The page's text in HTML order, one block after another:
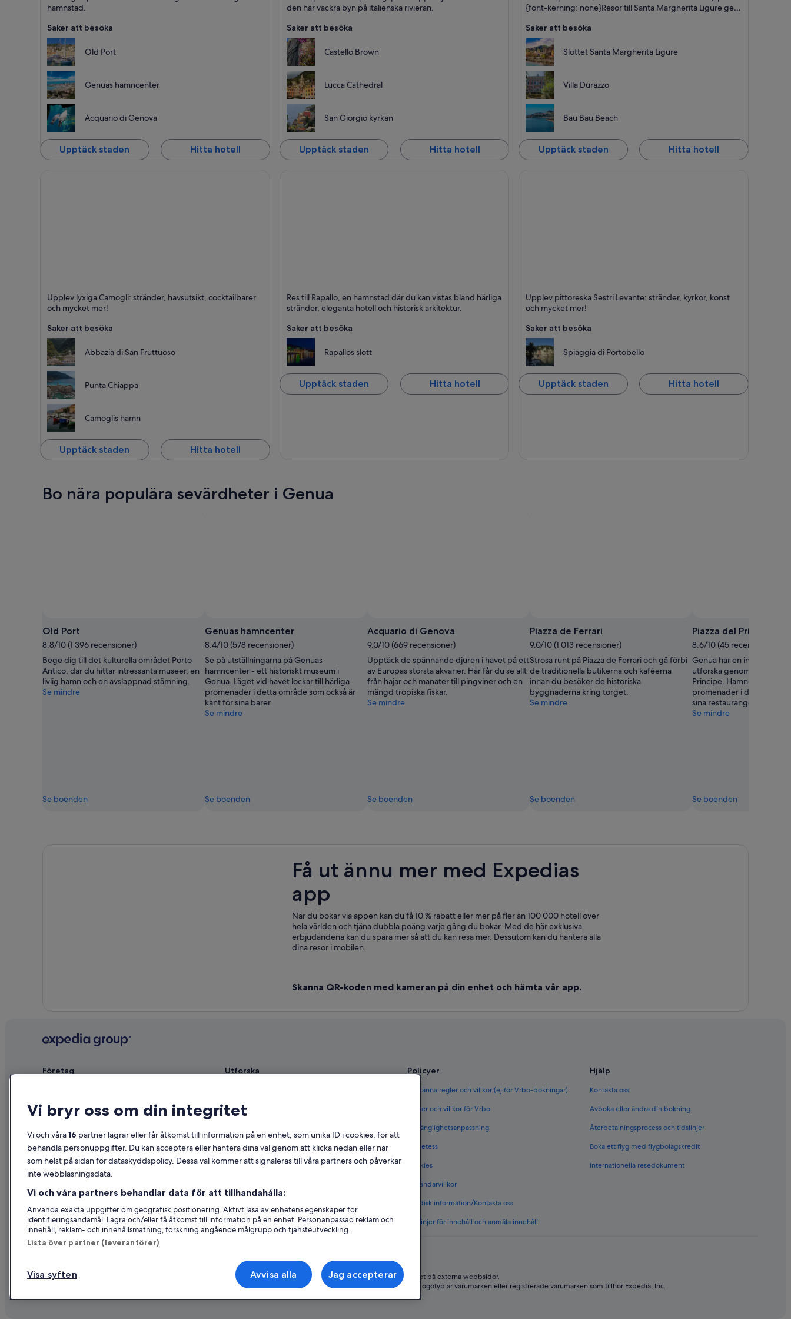
hamnstad.
Saker att besöka
Old Port
Genuas hamncenter
Acquario di Genova
Upptäck staden Hitta hotell
den här vackra byn på italienska rivieran.
Saker att besöka
Castello Brown
Lucca Cathedral
San Giorgio kyrkan
Upptäck staden Hitta hotell
{font-kerning: none}Resor till Santa Margherita Ligure ger
Monte di Portofino och den vackra bukten.
Saker att besöka
Slottet Santa Margherita Ligure
Villa Durazzo
Bau Bau Beach
Upptäck staden Hitta hotell
Stränder, Hav och Lyx
Upplev lyxiga Camogli: stränder, havsutsikt, cocktailbarer
och mycket mer!
Saker att besöka
Abbazia di San Fruttuoso
Punta Chiappa
Camoglis hamn
Upptäck staden Hitta hotell
Hav, Färjor och båtar och Båtar
Res till Rapallo, en hamnstad där du kan vistas bland härliga
stränder, eleganta hotell och historisk arkitektur.
Saker att besöka
Rapallos slott
Upptäck staden Hitta hotell
Stränder, Slott och Kullar
Upplev pittoreska Sestri Levante: stränder, kyrkor, konst
och mycket mer!
Saker att besöka
Spiaggia di Portobello
Upptäck staden Hitta hotell
Bo nära populära sevärdheter i Genua
Old Port
8.8/10 (1 396 recensioner)
Bege dig till det kulturella området Porto
Antico, där du hittar intressanta museer, en
livlig hamn och en avslappnad stämning.
Se mindre
Se boenden
Genuas hamncenter
8.4/10 (578 recensioner)
Se på utställningarna på Genuas
hamncenter - ett historiskt museum i
Genua. Läget vid havet lockar till härliga
promenader i detta område som också är
känt för sina barer.
Se mindre
Se boenden
Acquario di Genova
9.0/10 (669 recensioner)
Upptäck de spännande djuren i havet på ett
av Europas största akvarier. Här får du se allt
från hajar och manater till pingviner och en
mängd tropiska fiskar.
Se mindre
Se boenden
Piazza de Ferrari
9.0/10 (1 013 recensioner)
Strosa runt på Piazza de Ferrari och gå förbi
de traditionella butikerna och kaféerna
innan du besöker de historiska
byggnaderna kring torget.
Se mindre
Se boenden
Piazza del Principe
8.6/10 (45 recensioner)
Genua har en intressant
utforska genom att besöka
Principe. Hamnen lockar
promenader i detta
sina restauranger.
Se mindre
Se boenden
Få ut ännu mer med Expedias
app
När du bokar via appen kan du få 10 % rabatt eller mer på fler än 100 000 hotell över
hela världen och tjäna dubbla poäng varje gång du bokar. Med de här exklusiva
erbjudandena kan du spara mer så att du kan resa mer. Dessutom kan du hantera alla
dina resor i mobilen.
Skanna QR-koden med kameran på din enhet och hämta vår app.
Företag
Jobb
Samarbete
Reklam
Utforska
Hotell i Sverige
Semesterpaket i Sverige
Inrikesflyg
Policyer
Allmänna regler och villkor (ej för Vrbo-bokningar)
Regler och villkor för Vrbo
Tillgänglighetsanpassning
Sekretess
Cookies
Användarvillkor
Juridisk information/Kontakta oss
Riktlinjer för innehåll och anmäla innehåll
Hjälp
Kontakta oss
Avboka eller ändra din bokning
Återbetalningsprocess och tidslinjer
Boka ett flyg med flygbolagskredit
Internationella resedokument
Expedia, Inc ansvarar inte för innehållet på externa webbsidor.
© 2026 Expedia, Inc., ett företag i Expedia Group. Med ensamrätt. Expedia och Expedias logotyp är varumärken eller registrerade varumärken som tillhör Expedia, Inc.
Vi bryr oss om din integritet
Vi och våra16 partner lagrar eller får åtkomst till information på en enhet, som unika ID i cookies, för att
behandla personuppgifter. Du kan acceptera eller hantera dina val genom att klicka nedan eller när
som helst på sidan för dataskyddspolicy. Dessa val kommer att signaleras till våra partners och påverkar
inte webbläsningsdata.
Vi och våra partners behandlar data för att tillhandahålla:
Använda exakta uppgifter om geografisk positionering. Aktivt läsa av enhetens egenskaper för
identifieringsändamål. Lagra och/eller få åtkomst till information på en enhet. Personanpassad reklam och
innehåll, reklam- och innehållsmätning, forskning angående målgrupp och tjänsteutveckling.
Lista över partner (leverantörer)
Visa syften Avvisa alla Jag accepterar